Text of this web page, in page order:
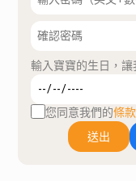
輸入寶寶的生日，讓
您同意我們的條
送出